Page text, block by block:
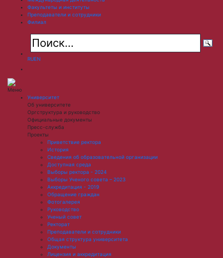
Факультеты и институты
Преподаватели и сотрудники
Филиал
RUEN
Меню
Университет
Об университете
Оргструктура и руководство
Официальные документы
Пресс-служба
Проекты
Приветствие ректора
История
Сведения об образовательной организации
Доступная среда
Выборы ректора - 2024
Выборы Ученого совета – 2023
Аккредитация - 2019
Обращение граждан
Фотогалерея
Руководство
Ученый совет
Ректорат
Преподаватели и сотрудники
Общая структура университета
Документы
Лицензия и аккредитация